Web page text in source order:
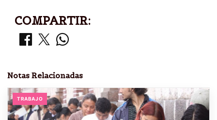
COMPARTIR:
Notas Relacionadas
TRABAJO